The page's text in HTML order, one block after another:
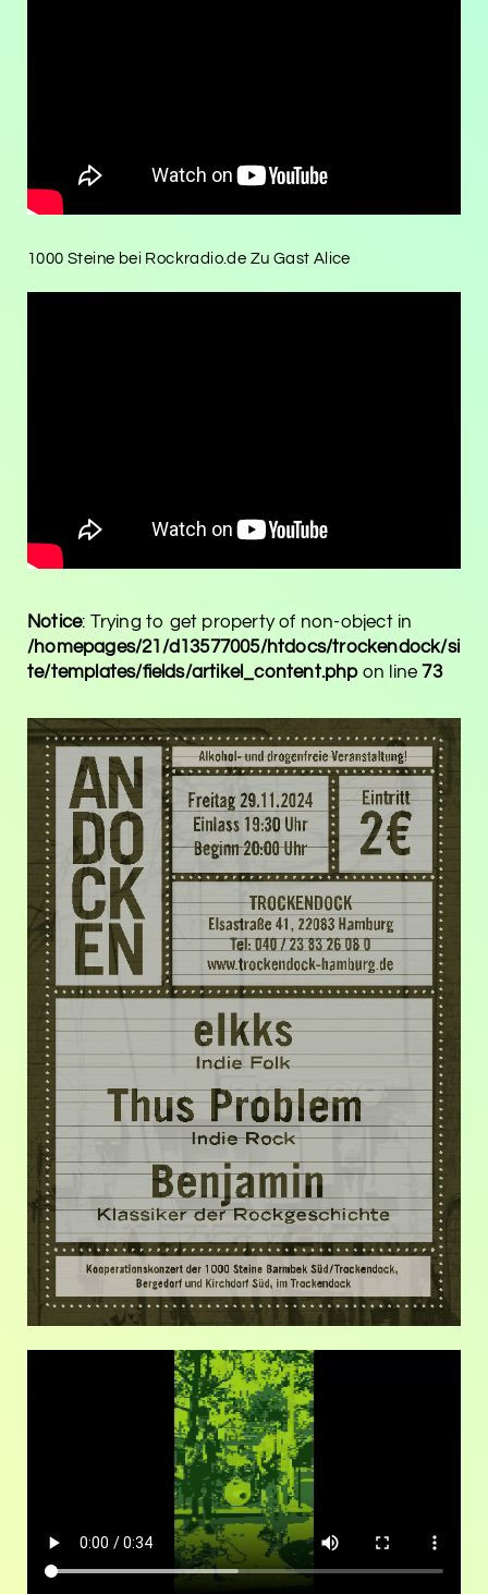
1000 Steine bei Rockradio.de Zu Gast Alice
Notice: Trying to get property of non-object in
/homepages/21/d13577005/htdocs/trockendock/si
te/templates/fields/artikel_content.phpon line73